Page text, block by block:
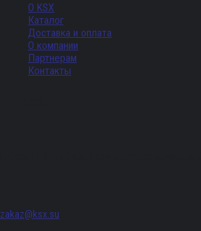
О KSX
Каталог
Доставка и оплата
О компании
Партнерам
Контакты
zakaz@ksx.su